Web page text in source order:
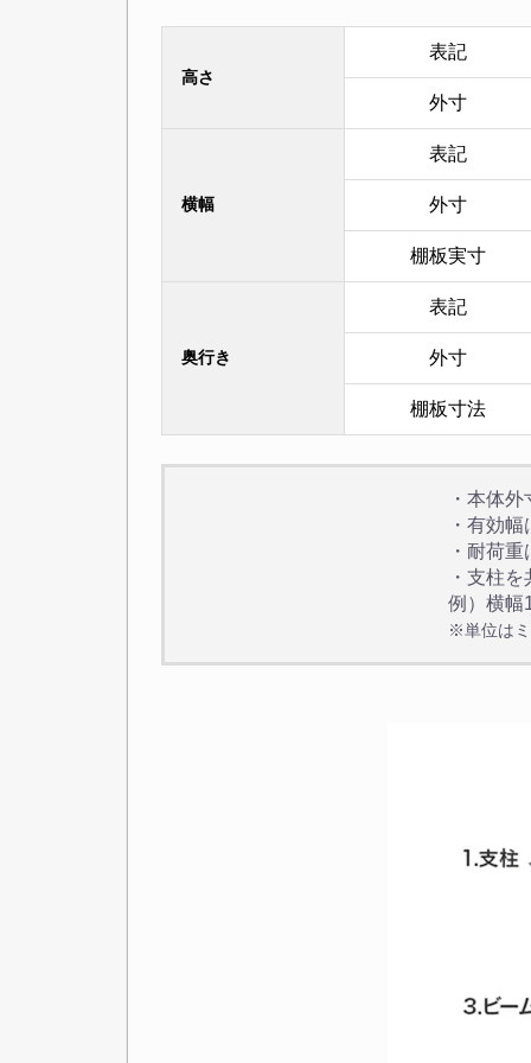
高さ
表記
外寸
横幅
表記
外寸
棚板実寸
奥行き
表記
外寸
棚板寸法
・本体
・有効
・耐荷
・支柱
例）横幅
※単位は